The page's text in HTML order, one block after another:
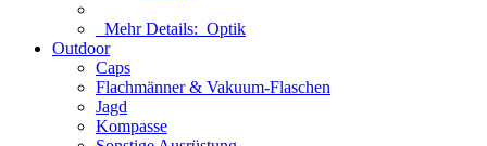
Mehr Details: Optik
Outdoor
Caps
Flachmänner & Vakuum-Flaschen
Jagd
Kompasse